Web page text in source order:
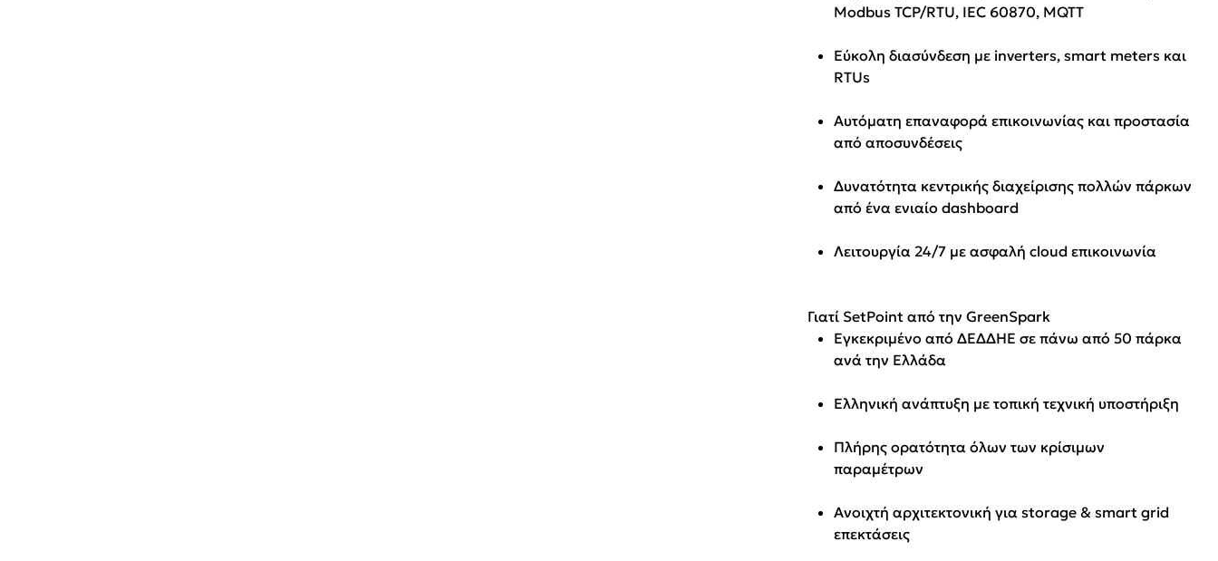
Modbus TCP/RTU, IEC 60870, MQTT
Εύκολη διασύνδεση με inverters, smart meters και
RTUs
Αυτόματη επαναφορά επικοινωνίας και προστασία
από αποσυνδέσεις
Δυνατότητα κεντρικής διαχείρισης πολλών πάρκων
από ένα ενιαίο dashboard
Λειτουργία 24/7 με ασφαλή cloud επικοινωνία
Γιατί SetPoint από την GreenSpark
Εγκεκριμένο από ΔΕΔΔΗΕ σε πάνω από 50 πάρκα
ανά την Ελλάδα
Ελληνική ανάπτυξη με τοπική τεχνική υποστήριξη
Πλήρης ορατότητα όλων των κρίσιμων
παραμέτρων
Ανοιχτή αρχιτεκτονική για storage & smart grid
επεκτάσεις